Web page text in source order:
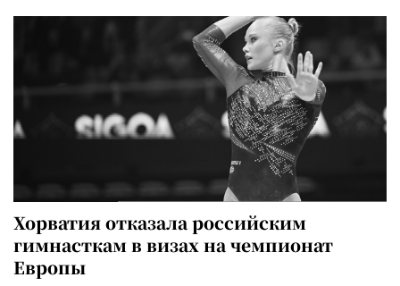
Хорватия отказала российским
гимнасткам в визах на чемпионат
Европы